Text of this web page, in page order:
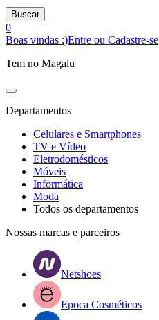
Buscar
0
Boas vindas :)Entre ou Cadastre-se
Tem no Magalu
Departamentos
Celulares e Smartphones
TV e Vídeo
Eletrodomésticos
Móveis
Informática
Moda
Todos os departamentos
Nossas marcas e parceiros
Netshoes
Epoca Cosméticos